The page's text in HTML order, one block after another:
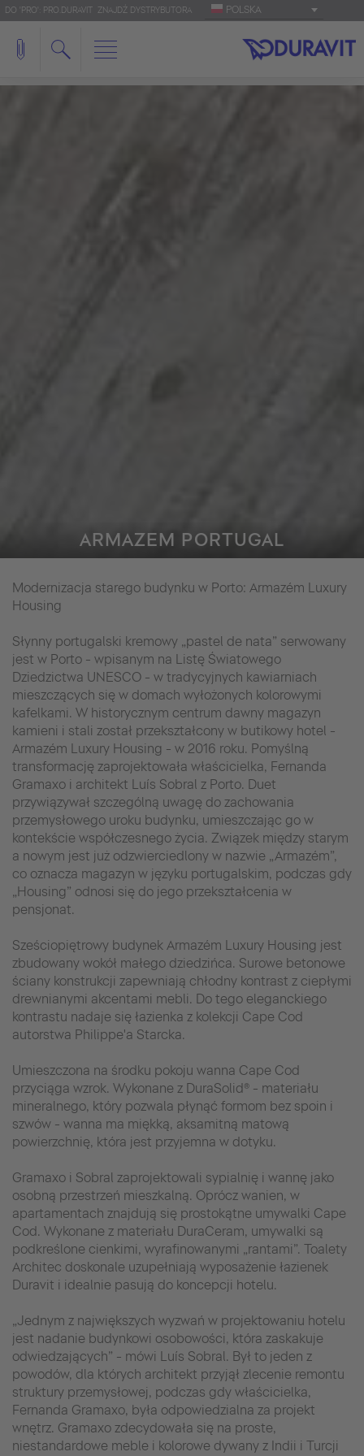
DO 'PRO': PRO.DURAVIT ZNAJDŹ DYSTRYBUTORA POLSKA
ARMAZEM PORTUGAL
Modernizacja starego budynku w Porto: Armazém Luxury
Housing
Słynny portugalski kremowy „pastel de nata” serwowany
jest w Porto - wpisanym na Listę Światowego
Dziedzictwa UNESCO - w tradycyjnych kawiarniach
mieszczących się w domach wyłożonych kolorowymi
kafelkami. W historycznym centrum dawny magazyn
kamieni i stali został przekształcony w butikowy hotel -
Armazém Luxury Housing - w 2016 roku. Pomyślną
transformację zaprojektowała właścicielka, Fernanda
Gramaxo i architekt Luís Sobral z Porto. Duet
przywiązywał szczególną uwagę do zachowania
przemysłowego uroku budynku, umieszczając go w
kontekście współczesnego życia. Związek między starym
a nowym jest już odzwierciedlony w nazwie „Armazém”,
co oznacza magazyn w języku portugalskim, podczas gdy
„Housing” odnosi się do jego przekształcenia w
pensjonat.
Sześciopiętrowy budynek Armazém Luxury Housing jest
zbudowany wokół małego dziedzińca. Surowe betonowe
ściany konstrukcji zapewniają chłodny kontrast z ciepłymi
drewnianymi akcentami mebli. Do tego eleganckiego
kontrastu nadaje się łazienka z kolekcji Cape Cod
autorstwa Philippe'a Starcka.
Umieszczona na środku pokoju wanna Cape Cod
przyciąga wzrok. Wykonane z DuraSolid® - materiału
mineralnego, który pozwala płynąć formom bez spoin i
szwów - wanna ma miękką, aksamitną matową
powierzchnię, która jest przyjemna w dotyku.
Gramaxo i Sobral zaprojektowali sypialnię i wannę jako
osobną przestrzeń mieszkalną. Oprócz wanien, w
apartamentach znajdują się prostokątne umywalki Cape
Cod. Wykonane z materiału DuraCeram, umywalki są
podkreślone cienkimi, wyrafinowanymi „rantami”. Toalety
Architec doskonale uzupełniają wyposażenie łazienek
Duravit i idealnie pasują do koncepcji hotelu.
„Jednym z największych wyzwań w projektowaniu hotelu
jest nadanie budynkowi osobowości, która zaskakuje
odwiedzających” - mówi Luís Sobral. Był to jeden z
powodów, dla których architekt przyjął zlecenie remontu
struktury przemysłowej, podczas gdy właścicielka,
Fernanda Gramaxo, była odpowiedzialna za projekt
wnętrz. Gramaxo zdecydowała się na proste,
niestandardowe meble i kolorowe dywany z Indii i Turcji